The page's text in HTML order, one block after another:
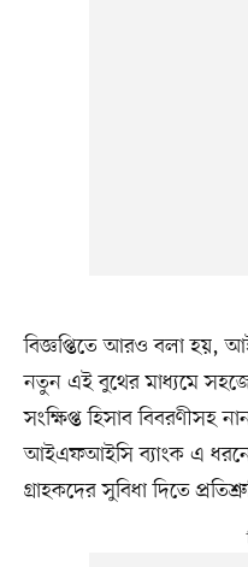
বিজ্ঞপ্তিতে আরও বলা হয়,
নতুন এই বুথের মাধ্যমে সহজে
সংক্ষিপ্ত হিসাব বিবরণীসহ
আইএফআইসি ব্যাংক এ
গ্রাহকদের সুবিধা দিতে